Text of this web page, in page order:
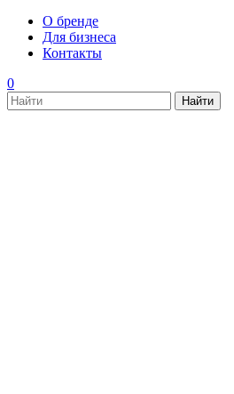
О бренде
Для бизнеса
Контакты
0